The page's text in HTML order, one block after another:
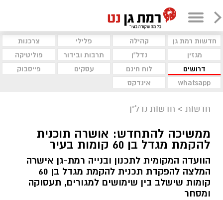
חדשות רמת גן קהילה פלילי
צרכנות
מגזין
נדל"ן תרבות ובידור
פוליטיקה
דרושים
לוח חינם עסקים
פייסבוק
whatsapp
אינדקס
חדשות > חדשות נדל"ן
ממשיכה להתחדש: אושרה תוכנית
להקמת מגדל בן 60 קומות בעיר
הוועדה המקומית לתכנון ובנייה רמת-גן אישרה
המלצה להפקדת תכנית להקמת מגדל בן 60
קומות שישלב בין שימושים למגורים, תעסוקה
ומסחר